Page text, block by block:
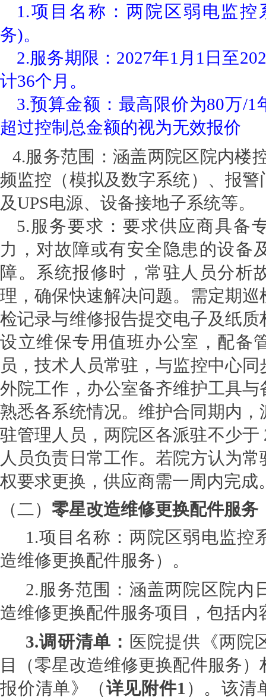
1.项目名称：两院区弱电监控
务)。
2.服务期限：2027年1月1日至
计36个月。
3.预算金额：最高限价为80万/1
超过控制总金额的视为无效报价
4.服务范围：涵盖两院区院内楼
频监控（模拟及数字系统）、报
及UPS电源、设备接地子系统等。
5.服务要求 ： 要求供应商具备
力，对故障或有安全隐患的设备
障。系统报修时，常驻人员分析
理，确保快速解决问题。需定期
检记录与维修报告提交电子及纸
设立维保专用值班办公室，配备
员，技术人员常驻，与监控中心
外院工作，办公室备齐维护工具
熟悉各系统情况。维护合同期内，
驻管理人员，两院区各派驻不少于
人员负责日常工作。若院方认为
权要求更换，供应商需一周内完成
（二） 零星改造维修更换配件服务
1.项目名称 ： 两院区弱电监控
造维修更换配件服务）。
2.服务范围： 涵盖两院区院内
造维修更换配件服务项目，包括内
3.调研清单： 医院提供《两院
目（零星改造维修更换配件服务
报价清单》（详见附件1 ）。该清